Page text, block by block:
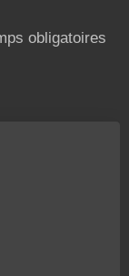
obligatoires